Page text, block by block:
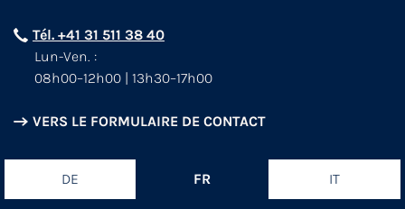
Tél. +41 31 511 38 40
Lun-Ven. :
08h00–12h00 | 13h30–17h00
VERS LE FORMULAIRE DE CONTACT
DE FR IT